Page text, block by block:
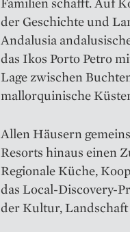
der Geschichte und
Andalusia
das Ikos Porto Petro
Lage zwischen
mallorquinische
Allen Häusern
Resorts hinaus einen
Regionale Küche,
das Local-Discovery-
der Kultur,